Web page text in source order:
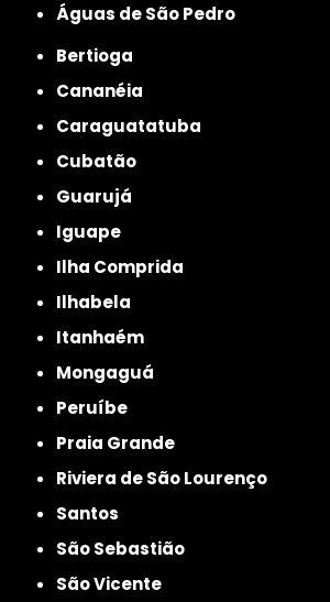
Águas de São Pedro
Bertioga
Cananéia
Caraguatatuba
Cubatão
Guarujá
Iguape
Ilha Comprida
Ilhabela
Itanhaém
Mongaguá
Peruíbe
Praia Grande
Riviera de São Lourenço
Santos
São Sebastião
São Vicente